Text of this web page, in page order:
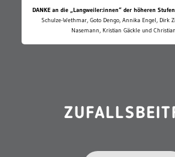
DANKE an die „Langweiler:innen“ der höheren
Schulze-Wethmar, Goto Dengo, Annika Engel, Dirk
Nasemann, Kristian Gäckle und